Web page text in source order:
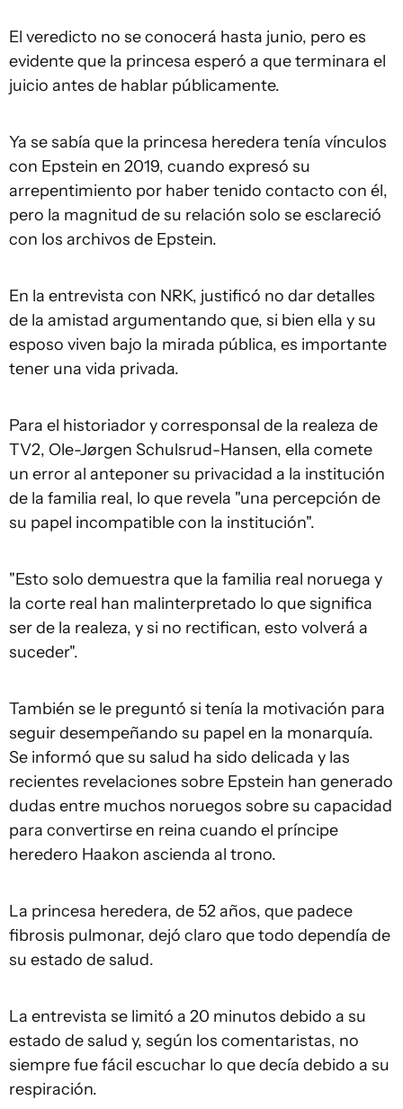
El veredicto no se conocerá hasta junio, pero es
evidente que la princesa esperó a que terminara el
juicio antes de hablar públicamente.
Ya se sabía que la princesa heredera tenía vínculos
con Epstein en 2019, cuando expresó su
arrepentimiento por haber tenido contacto con él,
pero la magnitud de su relación solo se esclareció
con los archivos de Epstein.
En la entrevista con NRK, justificó no dar detalles
de la amistad argumentando que, si bien ella y su
esposo viven bajo la mirada pública, es importante
tener una vida privada.
Para el historiador y corresponsal de la realeza de
TV2, Ole-Jørgen Schulsrud-Hansen, ella comete
un error al anteponer su privacidad a la institución
de la familia real, lo que revela "una percepción de
su papel incompatible con la institución".
"Esto solo demuestra que la familia real noruega y
la corte real han malinterpretado lo que significa
ser de la realeza, y si no rectifican, esto volverá a
suceder".
También se le preguntó si tenía la motivación para
seguir desempeñando su papel en la monarquía.
Se informó que su salud ha sido delicada y las
recientes revelaciones sobre Epstein han generado
dudas entre muchos noruegos sobre su capacidad
para convertirse en reina cuando el príncipe
heredero Haakon ascienda al trono.
La princesa heredera, de 52 años, que padece
fibrosis pulmonar, dejó claro que todo dependía de
su estado de salud.
La entrevista se limitó a 20 minutos debido a su
estado de salud y, según los comentaristas, no
siempre fue fácil escuchar lo que decía debido a su
respiración.